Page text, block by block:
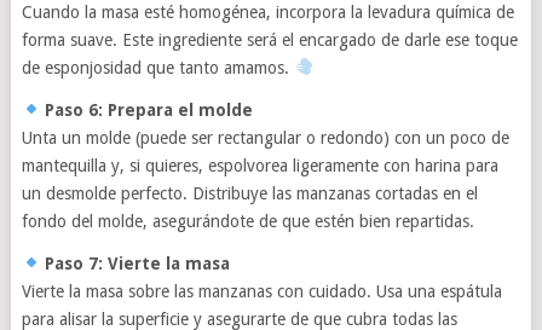
Cuando la masa esté homogénea, incorpora la levadura química de
forma suave. Este ingrediente será el encargado de darle ese toque
de esponjosidad que tanto amamos.
Paso 6: Prepara el molde
Unta un molde (puede ser rectangular o redondo) con un poco de
mantequilla y, si quieres, espolvorea ligeramente con harina para
un desmolde perfecto. Distribuye las manzanas cortadas en el
fondo del molde, asegurándote de que estén bien repartidas.
Paso 7: Vierte la masa
Vierte la masa sobre las manzanas con cuidado. Usa una espátula
para alisar la superficie y asegurarte de que cubra todas las